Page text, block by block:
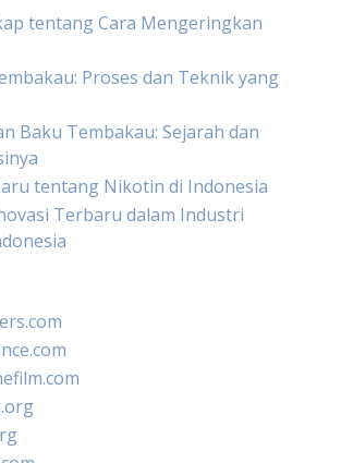
tentang Cara Mengeringkan
Proses dan Teknik yang
Baku Tembakau: Sejarah dan
tentang Nikotin di Indonesia
Terbaru dalam Industri